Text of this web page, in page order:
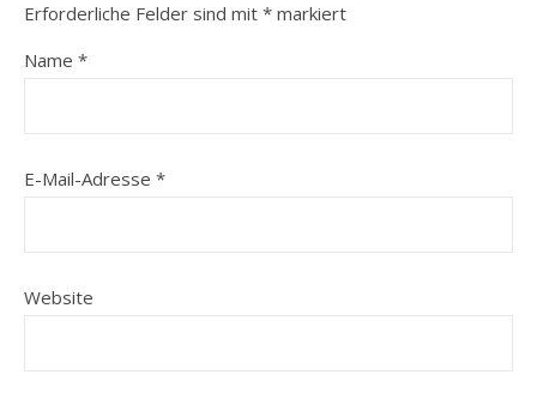
Erforderliche Felder sind mit * markiert
Name *
E-Mail-Adresse *
Website